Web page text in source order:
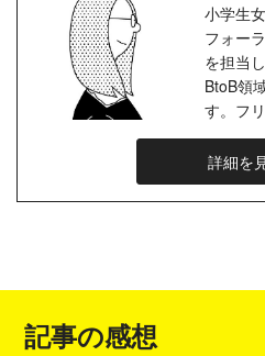
小学生
フォー
を担当
BtoB領
す。フ
ライン
で働き
いか...
詳細を
記事の感想